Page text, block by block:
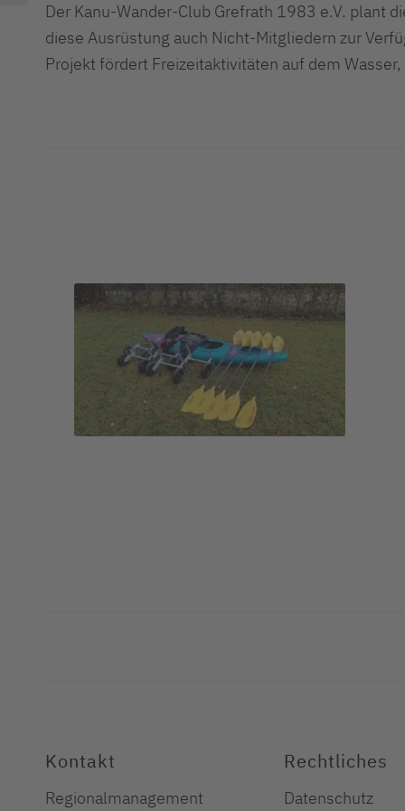
Der Kanu-Wander-Club Grefrath 1983 e.V. plant
diese Ausrüstung auch Nicht-Mitgliedern zur
Projekt fördert Freizeitaktivitäten auf dem
Kontakt
Regionalmanagement
Rechtliches
Datenschutz